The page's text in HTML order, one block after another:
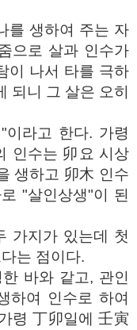
를 생하여 주는 자
으로 살과 인수가
이 나서 타를 극하
되니 그 살은 오히
라고 한다. 가령
인수는 卯요 시상
생하고 卯木 인수
"살인상생"이 된
가지가 있는데 첫
는 점이다.
바와 같고, 관인
하여 인수로 하여
령 丁卯일에 壬寅